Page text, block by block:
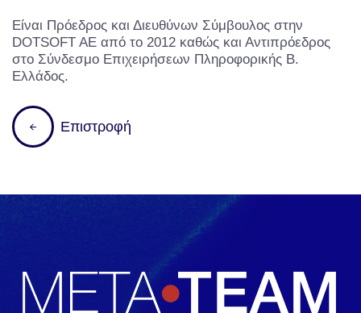
Είναι Πρόεδρος και Διευθύνων Σύμβουλος στην
DOTSOFT AE από το 2012 καθώς και Αντιπρόεδρος
στο Σύνδεσμο Επιχειρήσεων Πληροφορικής Β.
Ελλάδος.
Επιστροφή